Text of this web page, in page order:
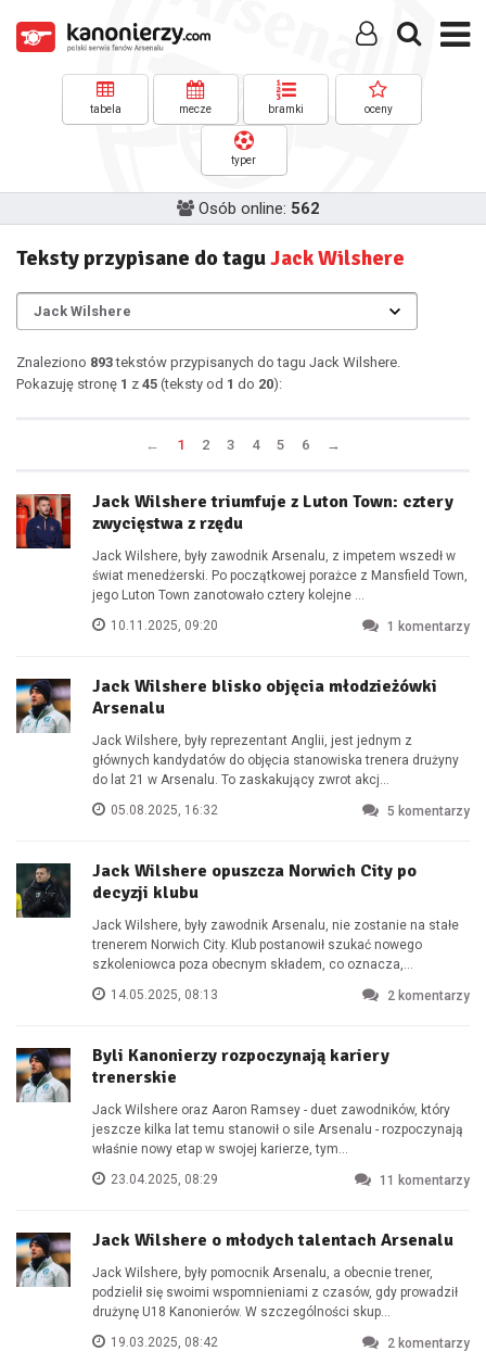
tabela mecze bramki oceny
typer
Osób online: 562
Teksty przypisane do taguJack Wilshere
Znaleziono 893tekstów przypisanych do tagu Jack Wilshere.
Pokazuję stronę 1 z 45 (teksty od 1 do 20):
← 1 2 3 4 5 6 →
Jack Wilshere triumfuje z Luton Town: cztery
zwycięstwa z rzędu
Jack Wilshere, były zawodnik Arsenalu, z impetem wszedł w
świat menedżerski. Po początkowej porażce z Mansfield Town,
jego Luton Town zanotowało cztery kolejne ...
10.11.2025, 09:20
1 komentarzy
Jack Wilshere blisko objęcia młodzieżówki
Arsenalu
Jack Wilshere, były reprezentant Anglii, jest jednym z
głównych kandydatów do objęcia stanowiska trenera drużyny
do lat 21 w Arsenalu. To zaskakujący zwrot akcj...
05.08.2025, 16:32
5 komentarzy
Jack Wilshere opuszcza Norwich City po
decyzji klubu
Jack Wilshere, były zawodnik Arsenalu, nie zostanie na stałe
trenerem Norwich City. Klub postanowił szukać nowego
szkoleniowca poza obecnym składem, co oznacza,...
14.05.2025, 08:13
2 komentarzy
Byli Kanonierzy rozpoczynają kariery
trenerskie
Jack Wilshere oraz Aaron Ramsey - duet zawodników, który
jeszcze kilka lat temu stanowił o sile Arsenalu - rozpoczynają
właśnie nowy etap w swojej karierze, tym...
23.04.2025, 08:29
11 komentarzy
Jack Wilshere o młodych talentach Arsenalu
Jack Wilshere, były pomocnik Arsenalu, a obecnie trener,
podzielił się swoimi wspomnieniami z czasów, gdy prowadził
drużynę U18 Kanonierów. W szczególności skup...
19.03.2025, 08:42
2 komentarzy